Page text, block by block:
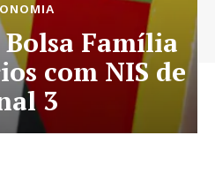
Família
com NIS de
3